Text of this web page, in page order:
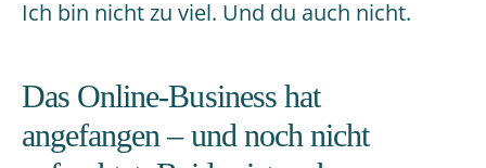
Ich bin nicht zu viel. Und du auch nicht.
Das Online-Business hat
angefangen – und noch nicht